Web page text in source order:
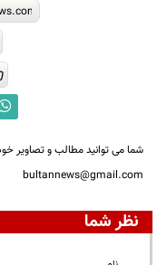
شما می توانید مطالب و تصاویر
bultannews@gmail.com
نظر شما